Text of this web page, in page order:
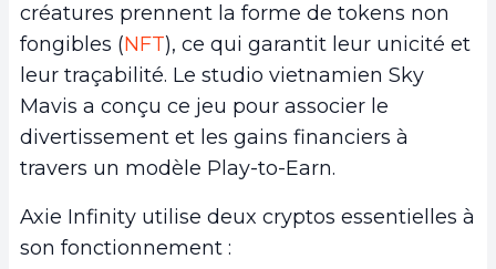
créatures prennent la forme de tokens non
fongibles (NFT), ce qui garantit leur unicité et
leur traçabilité. Le studio vietnamien Sky
Mavis a conçu ce jeu pour associer le
divertissement et les gains financiers à
travers un modèle Play-to-Earn.
Axie Infinity utilise deux cryptos essentielles à
son fonctionnement :